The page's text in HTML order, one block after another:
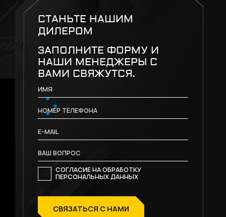
СТАНЬТЕ НАШИМ
ДИЛЕРОМ
ЗАПОЛНИТЕ ФОРМУ И
НАШИ МЕНЕДЖЕРЫ С
ВАМИ СВЯЖУТСЯ.
СОГЛАСИЕ НА ОБРАБОТКУ
ПЕРСОНАЛЬНЫХ ДАННЫХ
СВЯЗАТЬСЯ С НАМИ